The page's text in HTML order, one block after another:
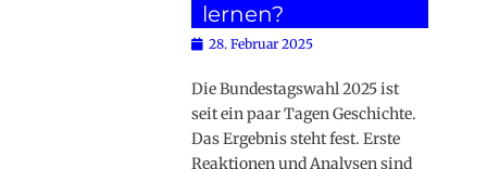
lernen?
Posted
28. Februar 2025
Die Bundestagswahl 2025 ist
seit ein paar Tagen Geschichte.
Das Ergebnis steht fest. Erste
Reaktionen und Analysen sind